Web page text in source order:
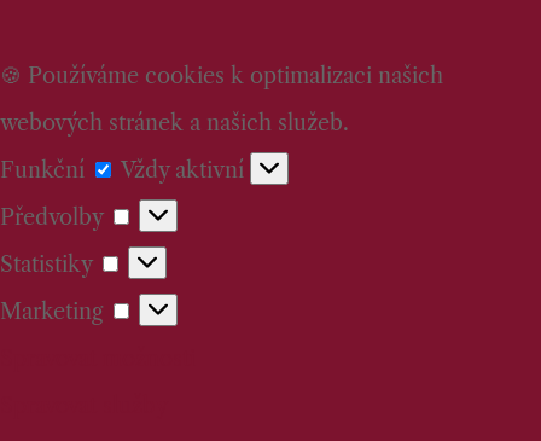
🍪 Používáme cookies k optimalizaci našich
webových stránek a našich služeb.
Funkční
Funkční
Vždy aktivní
Předvolby
Předvolby
Statistiky
Statistiky
Marketing
Marketing